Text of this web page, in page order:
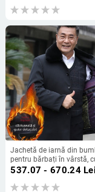
pentru bărbați de vârstă
Jachetă de iarnă din
pentru bărbați în vârstă,
detașabil din blană,
umplutură din păr de
material poliester gros
537.07 - 670.24Lei